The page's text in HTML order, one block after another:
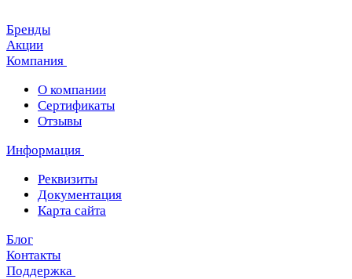
Бренды
Акции
Компания
О компании
Сертификаты
Отзывы
Информация
Реквизиты
Документация
Карта сайта
Блог
Контакты
Поддержка